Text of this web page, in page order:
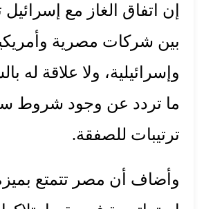
إن اتفاق الغاز مع
بين شركات مصرية
وإسرائيلية، ولا علاقة له
ما تردد عن وجود شروط
ترتيبات للصفقة.
وأضاف أن مصر تتمتع